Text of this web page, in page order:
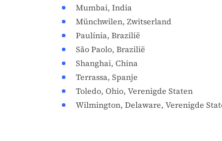
Mumbai, India
Münchwilen, Zwitserland
Paulínia, Brazilië
São Paolo, Brazilië
Shanghai, China
Terrassa, Spanje
Toledo, Ohio, Verenigde Staten
Wilmington, Delaware, Verenigde